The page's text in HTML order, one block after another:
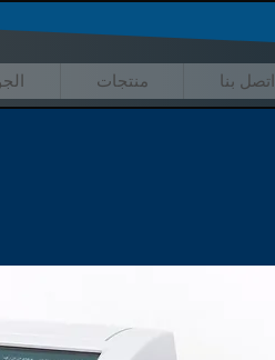
منتجات اتصل بنا